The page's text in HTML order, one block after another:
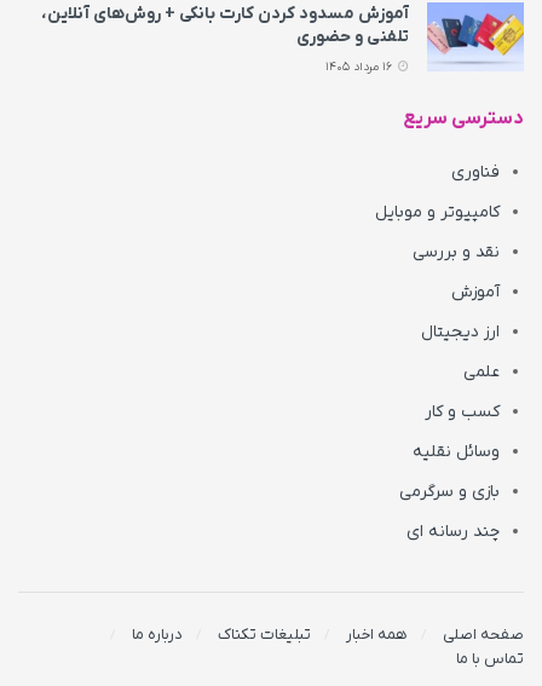
آموزش مسدود کردن کارت بانکی + روش‌های آنلاین،
تلفنی و حضوری
دسترسی سریع
فناوری
کامپیوتر و موبایل
نقد و بررسی
آموزش
ارز دیجیتال
علمی
کسب و کار
وسائل نقلیه
بازی و سرگرمی
چند رسانه ای
صفحه اصلی همه اخبار تبلیغات تکناک
درباره ما
تماس با ما